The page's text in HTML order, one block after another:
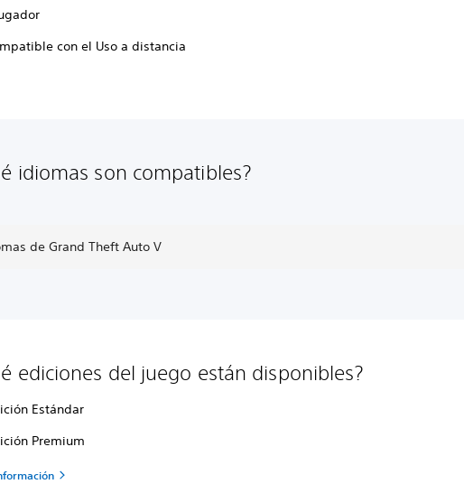
con el Uso a distancia
idiomas son compatibles?
de Grand Theft Auto V
ediciones del juego están disponibles?
Estándar
Premium